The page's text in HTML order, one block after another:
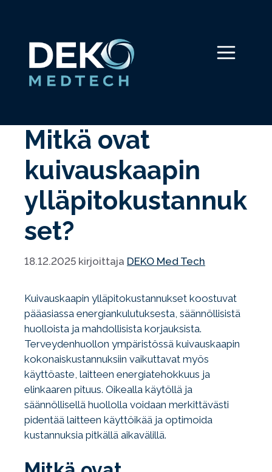
Valikko
Mitkä ovat
kuivauskaapin
ylläpitokustannuk
set?
18.12.2025 kirjoittaja DEKO Med Tech
Kuivauskaapin ylläpitokustannukset koostuvat
pääasiassa energiankulutuksesta, säännöllisistä
huolloista ja mahdollisista korjauksista.
Terveydenhuollon ympäristössä kuivauskaapin
kokonaiskustannuksiin vaikuttavat myös
käyttöaste, laitteen energiatehokkuus ja
elinkaaren pituus. Oikealla käytöllä ja
säännöllisellä huollolla voidaan merkittävästi
pidentää laitteen käyttöikää ja optimoida
kustannuksia pitkällä aikavälillä.